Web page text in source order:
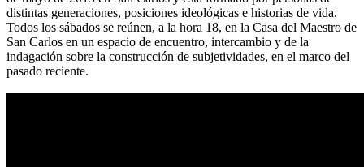
distintas generaciones, posiciones ideológicas e historias de vida.
Todos los sábados se reúnen, a la hora 18, en la Casa del Maestro de
San Carlos en un espacio de encuentro, intercambio y de la
indagación sobre la construcción de subjetividades, en el marco del
pasado reciente.